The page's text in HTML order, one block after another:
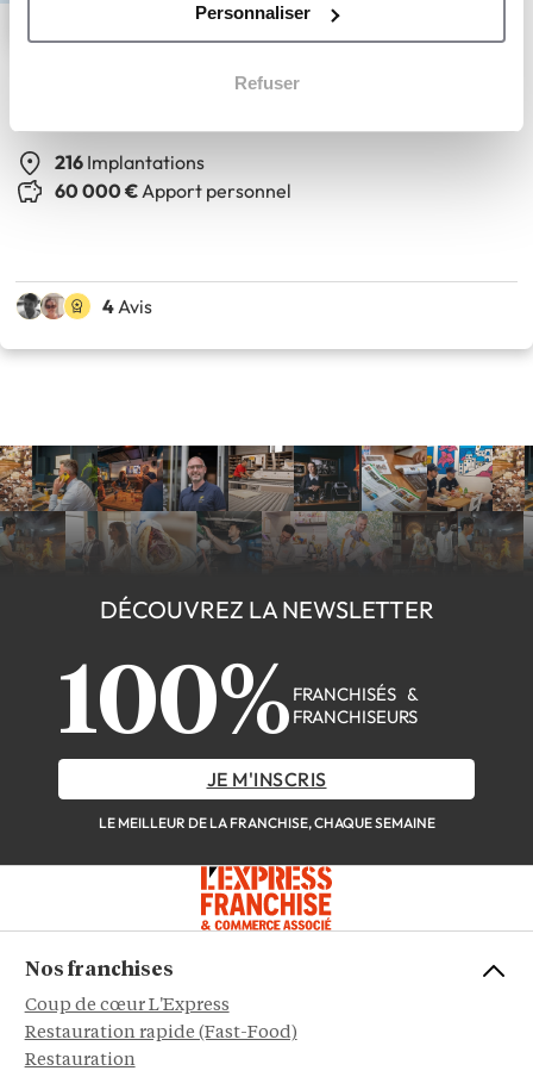
Personnaliser
Refuser
216 Implantations
60 000 €Apport personnel
4 Avis
DÉCOUVREZ LA NEWSLETTER
100% FRANCHISÉS &
FRANCHISEURS
JE M'INSCRIS
LE MEILLEUR DE LA FRANCHISE, CHAQUE SEMAINE
Nos franchises
Coup de cœur L'Express
Restauration rapide (Fast-Food)
Restauration